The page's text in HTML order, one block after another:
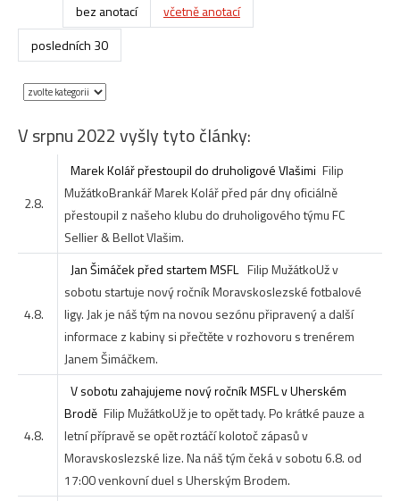
bez anotací
včetně anotací
posledních 30
V srpnu 2022 vyšly tyto články:
2.8.
Marek Kolář přestoupil do druholigové Vlašimi Filip
MužátkoBrankář Marek Kolář před pár dny oficiálně
přestoupil z našeho klubu do druholigového týmu FC
Sellier & Bellot Vlašim.
4.8.
Jan Šimáček před startem MSFL Filip MužátkoUž v
sobotu startuje nový ročník Moravskoslezské fotbalové
ligy. Jak je náš tým na novou sezónu připravený a další
informace z kabiny si přečtěte v rozhovoru s trenérem
Janem Šimáčkem.
4.8.
V sobotu zahajujeme nový ročník MSFL v Uherském
Brodě Filip MužátkoUž je to opět tady. Po krátké pauze a
letní přípravě se opět roztáčí kolotoč zápasů v
Moravskoslezské lize. Na náš tým čeká v sobotu 6.8. od
17:00 venkovní duel s Uherským Brodem.